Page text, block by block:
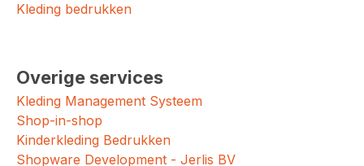
Kleding bedrukken
Overige services
Kleding Management Systeem
Shop-in-shop
Kinderkleding Bedrukken
Shopware Development - Jerlis BV